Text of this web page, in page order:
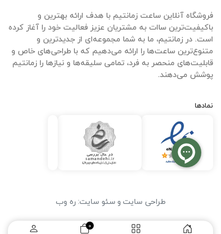
0
فروشگاه آنلاین ساعت زمانتیم با هدف ارائه بهترین و
باکیفیت‌ترین ساات‌ به مشتریان عزیز فعالیت خود را آغاز کرده
است. در زمانتیم، ما به شما مجموعه‌ای از جدیدترین و
متنوع‌ترین ساعت‌ها را ارائه می‌دهیم که با طراحی‌های خاص و
قابلیت‌های منحصر به فرد، تمامی سلیقه‌ها و نیازها را زمانتیم
پوشش می‌دهند.
نمادها
طراحی سایت و سئو سایت: ره وب